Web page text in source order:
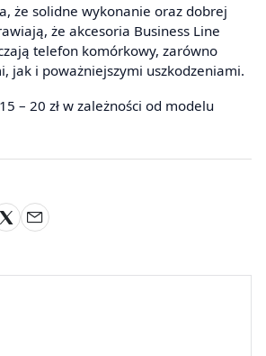
że solidne wykonanie oraz dobrej
że akcesoria Business Line
telefon komórkowy, zarówno
jak i poważniejszymi uszkodzeniami.
– 20 zł w zależności od modelu